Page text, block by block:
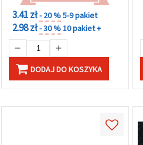
3.41 zł- 20 %5-9 pakiet
2.98 zł- 30 %10 pakiet +
DODAJ DO KOSZYKA